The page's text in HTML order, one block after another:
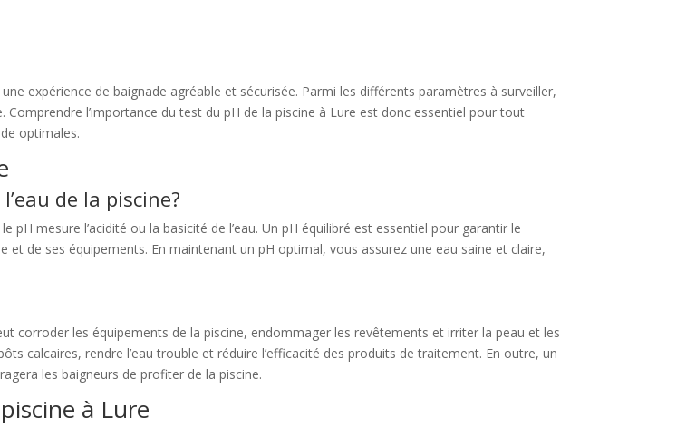
expérience de baignade agréable et sécurisée. Parmi les différents paramètres à surveiller,
Comprendre l’importance du test du pH de la piscine à Lure est donc essentiel pour tout
optimales.
de la piscine?
pH mesure l’acidité ou la basicité de l’eau. Un pH équilibré est essentiel pour garantir le
et de ses équipements. En maintenant un pH optimal, vous assurez une eau saine et claire,
corroder les équipements de la piscine, endommager les revêtements et irriter la peau et les
calcaires, rendre l’eau trouble et réduire l’efficacité des produits de traitement. En outre, un
les baigneurs de profiter de la piscine.
à Lure